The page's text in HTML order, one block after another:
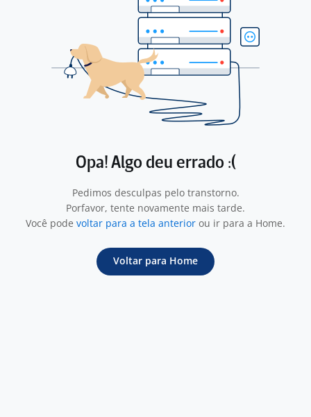
Opa! Algo deu errado :(
Pedimos desculpas pelo transtorno.
Porfavor, tente novamente mais tarde.
Você pode voltar para a tela anterior ou ir para a Home.
Voltar para Home